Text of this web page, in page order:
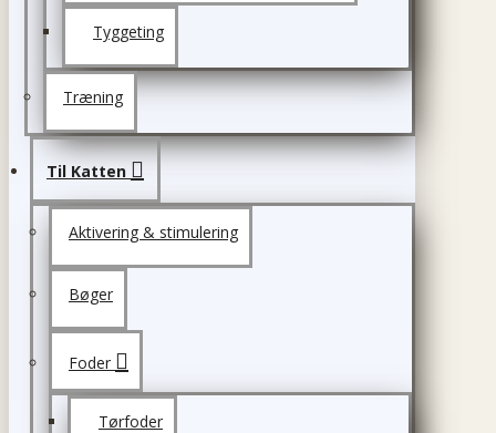
Tyggeting
Træning
Til Katten
Aktivering & stimulering
Bøger
Foder
Tørfoder